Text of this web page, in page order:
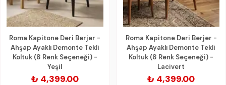
Roma Kapitone Deri Berjer -
Ahşap Ayaklı Demonte Tekli
Koltuk (8 Renk Seçeneği) -
Yeşil
₺ 4,399.00
Roma Kapitone Deri Berjer -
Ahşap Ayaklı Demonte Tekli
Koltuk (8 Renk Seçeneği) -
Lacivert
₺ 4,399.00